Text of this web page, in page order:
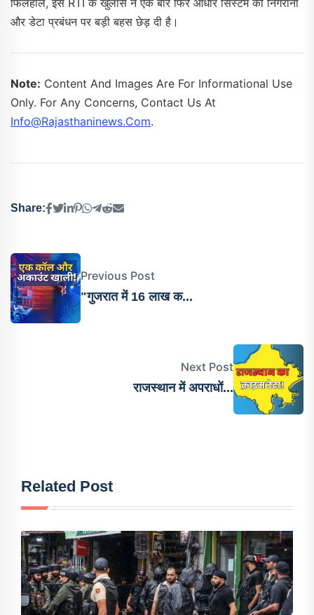
और डेटा प्रबंधन पर बड़ी बहस छेड़ दी है।
Note: Content And Images Are For Informational Use
Only. For Any Concerns, Contact Us At
Info@rajasthaninews.com.
Share:
Previous Post
"गुजरात में 16 लाख क...
Next Post
राजस्थान में अपराधों...
Related Post